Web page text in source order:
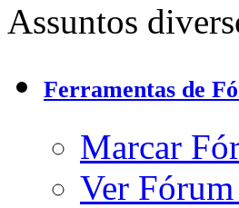
Assuntos
Ferramentas de
Marcar
Ver